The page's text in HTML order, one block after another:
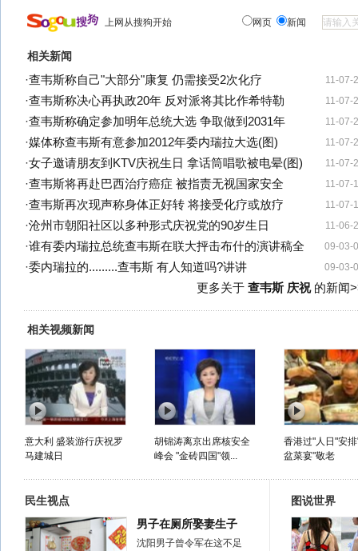
上网从搜狗开始 网页 新闻
相关新闻
11-07-
·查韦斯称自己"大部分"康复 仍需接受2次化疗
11-07-
·查韦斯称决心再执政20年 反对派将其比作希特勒
11-07-
·查韦斯称确定参加明年总统大选 争取做到2031年
11-07-
·媒体称查韦斯有意参加2012年委内瑞拉大选(图)
11-07-
·女子邀请朋友到KTV庆祝生日 拿话筒唱歌被电晕(图)
11-07-
·查韦斯将再赴巴西治疗癌症 被指责无视国家安全
11-07-
·查韦斯再次现声称身体正好转 将接受化疗或放疗
11-06-
·沧州市朝阳社区以多种形式庆祝党的90岁生日
09-03-
·谁有委内瑞拉总统查韦斯在联大抨击布什的演讲稿全
09-03-
·委内瑞拉的.........查韦斯 有人知道吗?讲讲
更多关于 查韦斯 庆祝的新闻
相关视频新闻
意大利 盛装游行庆祝罗
马建城日
胡锦涛离京出席核安全
峰会 "金砖四国"领...
香港过"人日"安
盆菜宴"敬老
民生视点
男子在厕所娶妻生子
沈阳男子曾令军在这不足
图说世界